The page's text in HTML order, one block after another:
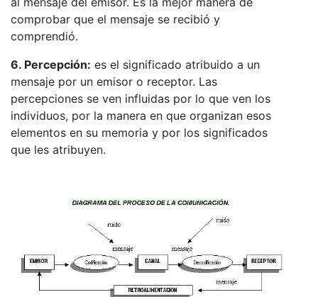
comprobar que el mensaje se recibió y
comprendió.
6. Percepción: es el significado atribuido a un
mensaje por un emisor o receptor. Las
percepciones se ven influidas por lo que ven los
individuos, por la manera en que organizan esos
elementos en su memoria y por los significados
que les atribuyen.